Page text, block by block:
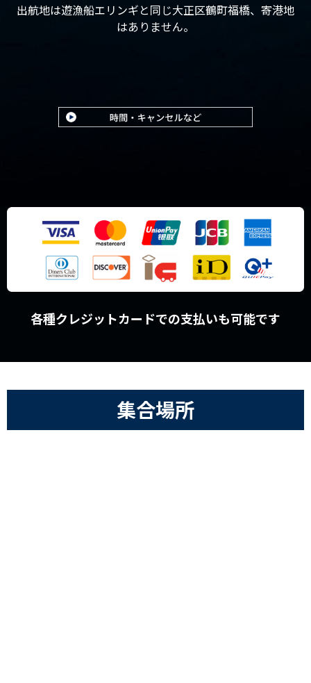
出航地は遊漁船エリンギと同じ大正区鶴町福橋、寄港地
はありません。
各種クレジットカードでの支払いも可能です
集合場所